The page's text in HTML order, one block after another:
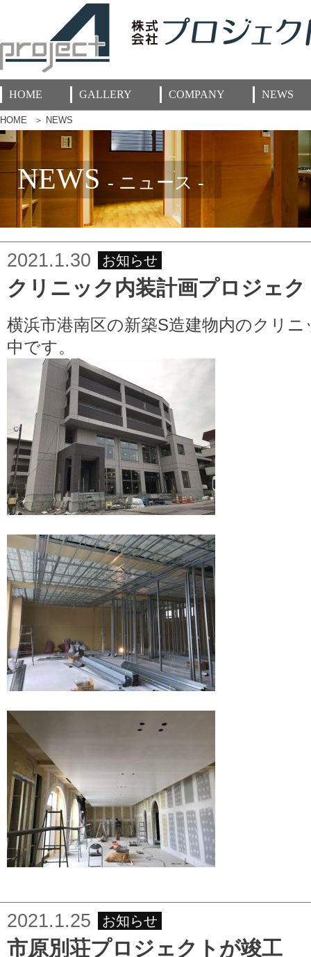
HOME GALLERY COMPANY NEWS
HOME ＞ NEWS
NEWS - ニュース -
2021.1.30 お知らせ
クリニック内装計画プロジェ
横浜市港南区の新築S造建物内のクリ
中です。
2021.1.25 お知らせ
市原別荘プロジェクトが竣工